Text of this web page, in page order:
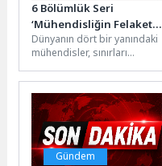
6 Bölümlük Seri
‘Mühendisliğin Felaketle
Sınavı’, 7 Haziran Pazar
22.00’de National
Geographic
Dünyanın dört bir yanındaki
mühendisler, sınırları
inşa etse de her yeni atılım...
Gündem